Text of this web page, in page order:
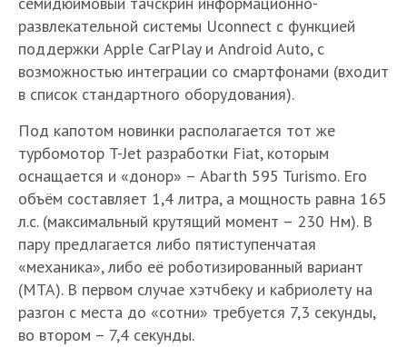
развлекательной системы Uconnect с функцией
поддержки Apple CarPlay и Android Auto, с
возможностью интеграции со смартфонами (входит
в список стандартного оборудования).
Под капотом новинки располагается тот же
турбомотор T-Jet разработки Fiat, которым
оснащается и «донор» – Abarth 595 Turismo. Его
объём составляет 1,4 литра, а мощность равна 165
л.с. (максимальный крутящий момент – 230 Нм). В
пару предлагается либо пятиступенчатая
«механика», либо её роботизированный вариант
(MTA). В первом случае хэтчбеку и кабриолету на
разгон с места до «сотни» требуется 7,3 секунды,
во втором – 7,4 секунды.